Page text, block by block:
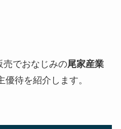
売でおなじみの尾家産業
優待を紹介します。